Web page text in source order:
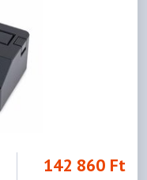
142 860 Ft